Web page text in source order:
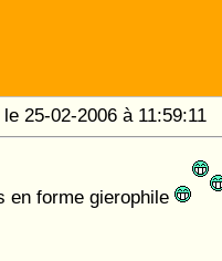
25-02-2006 à 11:59:11
en forme gierophile